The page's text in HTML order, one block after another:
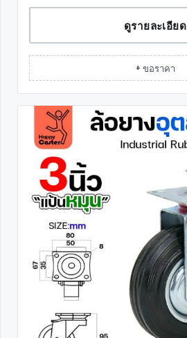
ดูรายละเอียด
+ ขอราคา